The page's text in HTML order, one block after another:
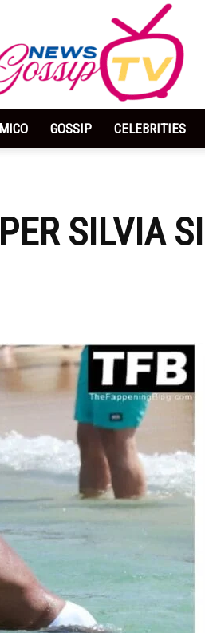
TV
GOSSIP CELEBRITIES
SILVIA